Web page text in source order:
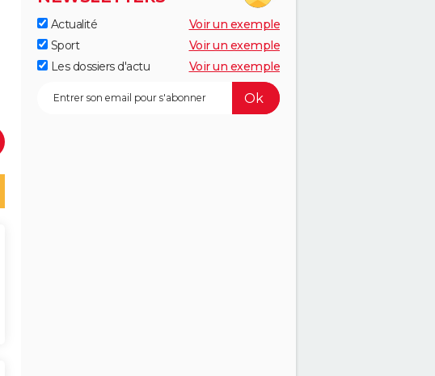
Actualité
Voir un exemple
Sport
Voir un exemple
Les dossiers d'actu
Voir un exemple